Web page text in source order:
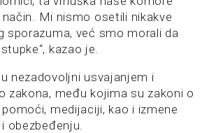
Mi nismo osetili nikakve
sporazuma, već smo morali da
kazao je.
nezadovoljni usvajanjem i
zakona, među kojima su zakoni o
medijaciji, kao i izmene
obezbeđenju.